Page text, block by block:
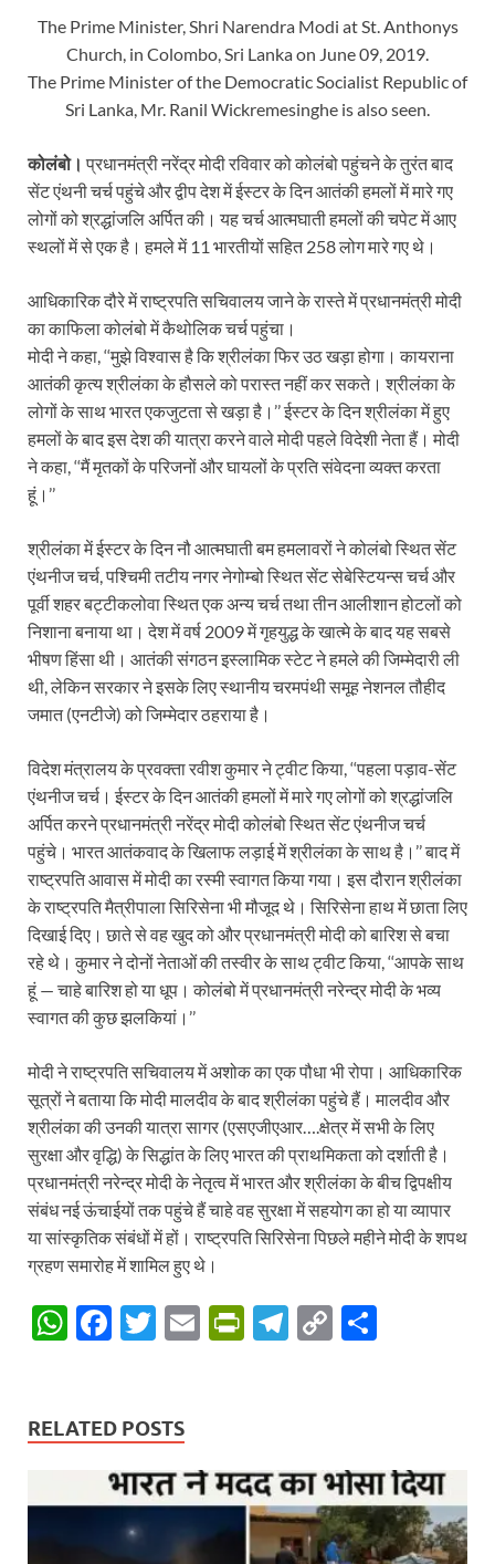
The Prime Minister, Shri Narendra Modi at St. Anthonys
Church, in Colombo, Sri Lanka on June 09, 2019.
The Prime Minister of the Democratic Socialist Republic of
Sri Lanka, Mr. Ranil Wickremesinghe is also seen.
कोलंबो। प्रधानमंत्री नरेंद्र मोदी रविवार को कोलंबो पहुंचने के तुरंत बाद
सेंट एंथनी चर्च पहुंचे और द्वीप देश में ईस्टर के दिन आतंकी हमलों में मारे गए
लोगों को श्रद्धांजलि अर्पित की। यह चर्च आत्मघाती हमलों की चपेट में आए
स्थलों में से एक है। हमले में 11 भारतीयों सहित 258 लोग मारे गए थे।
आधिकारिक दौरे में राष्ट्रपति सचिवालय जाने के रास्ते में प्रधानमंत्री मोदी
का काफिला कोलंबो में कैथोलिक चर्च पहुंचा।
मोदी ने कहा, ‘‘मुझे विश्वास है कि श्रीलंका फिर उठ खड़ा होगा। कायराना
आतंकी कृत्य श्रीलंका के हौसले को परास्त नहीं कर सकते। श्रीलंका के
लोगों के साथ भारत एकजुटता से खड़ा है।’’ ईस्टर के दिन श्रीलंका में हुए
हमलों के बाद इस देश की यात्रा करने वाले मोदी पहले विदेशी नेता हैं। मोदी
ने कहा, ‘‘मैं मृतकों के परिजनों और घायलों के प्रति संवेदना व्यक्त करता
हूं।’’
श्रीलंका में ईस्टर के दिन नौ आत्मघाती बम हमलावरों ने कोलंबो स्थित सेंट
एंथनीज चर्च, पश्चिमी तटीय नगर नेगोम्बो स्थित सेंट सेबेस्टियन्स चर्च और
पूर्वी शहर बट्टीकलोवा स्थित एक अन्य चर्च तथा तीन आलीशान होटलों को
निशाना बनाया था। देश में वर्ष 2009 में गृहयुद्ध के खात्मे के बाद यह सबसे
भीषण हिंसा थी। आतंकी संगठन इस्लामिक स्टेट ने हमले की जिम्मेदारी ली
थी, लेकिन सरकार ने इसके लिए स्थानीय चरमपंथी समूह नेशनल तौहीद
जमात (एनटीजे) को जिम्मेदार ठहराया है।
विदेश मंत्रालय के प्रवक्ता रवीश कुमार ने ट्वीट किया, ‘‘पहला पड़ाव-सेंट
एंथनीज चर्च। ईस्टर के दिन आतंकी हमलों में मारे गए लोगों को श्रद्धांजलि
अर्पित करने प्रधानमंत्री नरेंद्र मोदी कोलंबो स्थित सेंट एंथनीज चर्च
पहुंचे। भारत आतंकवाद के खिलाफ लड़ाई में श्रीलंका के साथ है।’’ बाद में
राष्ट्रपति आवास में मोदी का रस्मी स्वागत किया गया। इस दौरान श्रीलंका
के राष्ट्रपति मैत्रीपाला सिरिसेना भी मौजूद थे। सिरिसेना हाथ में छाता लिए
दिखाई दिए। छाते से वह खुद को और प्रधानमंत्री मोदी को बारिश से बचा
रहे थे। कुमार ने दोनों नेताओं की तस्वीर के साथ ट्वीट किया, ‘‘आपके साथ
हूं — चाहे बारिश हो या धूप। कोलंबो में प्रधानमंत्री नरेन्द्र मोदी के भव्य
स्वागत की कुछ झलकियां।’’
मोदी ने राष्ट्रपति सचिवालय में अशोक का एक पौधा भी रोपा। आधिकारिक
सूत्रों ने बताया कि मोदी मालदीव के बाद श्रीलंका पहुंचे हैं। मालदीव और
श्रीलंका की उनकी यात्रा सागर (एसएजीएआर….क्षेत्र में सभी के लिए
सुरक्षा और वृद्धि) के सिद्धांत के लिए भारत की प्राथमिकता को दर्शाती है।
प्रधानमंत्री नरेन्द्र मोदी के नेतृत्व में भारत और श्रीलंका के बीच द्विपक्षीय
संबंध नई ऊंचाईयों तक पहुंचे हैं चाहे वह सुरक्षा में सहयोग का हो या व्यापार
या सांस्कृतिक संबंधों में हों। राष्ट्रपति सिरिसेना पिछले महीने मोदी के शपथ
ग्रहण समारोह में शामिल हुए थे।
W
s
p
F
b
o
o
k
T
er
E
P
ie
n
dl
T
a
m
C
Li
n
k
RELATED POSTS